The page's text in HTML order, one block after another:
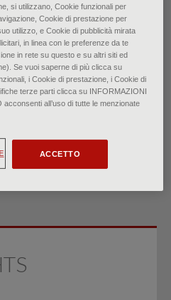
rapida
evidenze
M. Santiago-Delgado,
si utilizzano, Cookie funzionali per
Cookie di prestazione per
utilizzo, e Cookie di pubblicità mirata
in linea con le preferenze da te
in rete su questo e su altri siti ed
Se vuoi saperne di più clicca su
i Cookie di prestazione, i Cookie di
terze parti clicca su INFORMAZIONI
all’uso di tutte le menzionate
ACCETTO